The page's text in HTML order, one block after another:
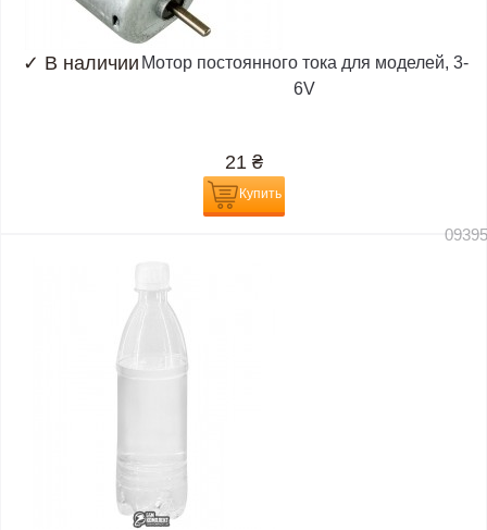
✓ В наличии Мотор постоянного тока для моделей, 3-
6V
21 ₴
Купить